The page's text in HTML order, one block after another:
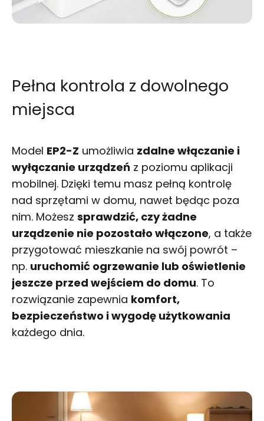
Pełna kontrola z dowolnego
miejsca
Model EP2-Z umożliwia zdalne włączanie i
wyłączanie urządzeń z poziomu aplikacji
mobilnej. Dzięki temu masz pełną kontrolę
nad sprzętami w domu, nawet będąc poza
nim. Możesz sprawdzić, czy żadne
urządzenie nie pozostało włączone, a także
przygotować mieszkanie na swój powrót –
np. uruchomić ogrzewanie lub oświetlenie
jeszcze przed wejściem do domu. To
rozwiązanie zapewnia komfort,
bezpieczeństwo i wygodę użytkowania
każdego dnia.